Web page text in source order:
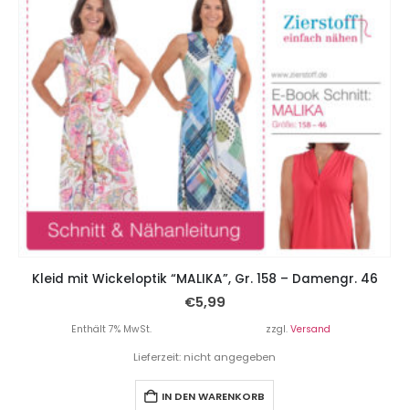
Kleid mit Wickeloptik “MALIKA”, Gr. 158 – Damengr. 46
€5,99
Enthält 7% MwSt. zzgl. Versand
Lieferzeit: nicht angegeben
IN DEN WARENKORB